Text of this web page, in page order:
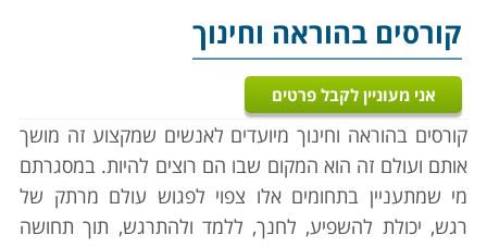
קורסים בהוראה וחינוך
אני מעוניין לקבל פרטים
קורסים בהוראה וחינוך מיועדים לאנשים שמקצוע זה מושך
אותם ועולם זה הוא המקום שבו הם רוצים להיות. במסגרתם
מי שמתעניין בתחומים אלו צפוי לפגוש עולם מרתק של
רגש, יכולת להשפיע, לחנך, ללמד ולהתרגש, תוך תחושה